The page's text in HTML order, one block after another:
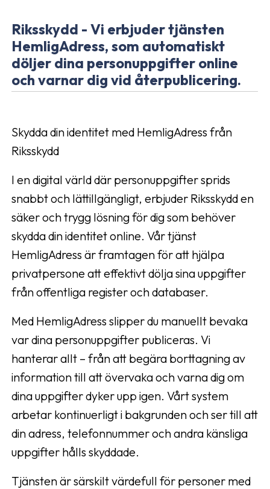
Riksskydd - Vi erbjuder tjänsten
HemligAdress, som automatiskt
döljer dina personuppgifter online
och varnar dig vid återpublicering.
Skydda din identitet med HemligAdress från
Riksskydd
I en digital värld där personuppgifter sprids
snabbt och lättillgängligt, erbjuder Riksskydd en
säker och trygg lösning för dig som behöver
skydda din identitet online. Vår tjänst
HemligAdress är framtagen för att hjälpa
privatpersone att effektivt dölja sina uppgifter
från offentliga register och databaser.
Med HemligAdress slipper du manuellt bevaka
var dina personuppgifter publiceras. Vi
hanterar allt – från att begära borttagning av
information till att övervaka och varna dig om
dina uppgifter dyker upp igen. Vårt system
arbetar kontinuerligt i bakgrunden och ser till att
din adress, telefonnummer och andra känsliga
uppgifter hålls skyddade.
Tjänsten är särskilt värdefull för personer med